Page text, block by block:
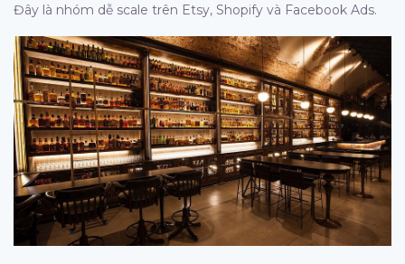
Đây là nhóm dễ scale trên Etsy, Shopify và Facebook Ads.